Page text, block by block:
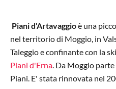
Piani d'Artavaggioè una
nel territorio di Moggio, in
Taleggio e confinante con la
Piani d'Erna. Da Moggio
Piani. E' stata rinnovata nel